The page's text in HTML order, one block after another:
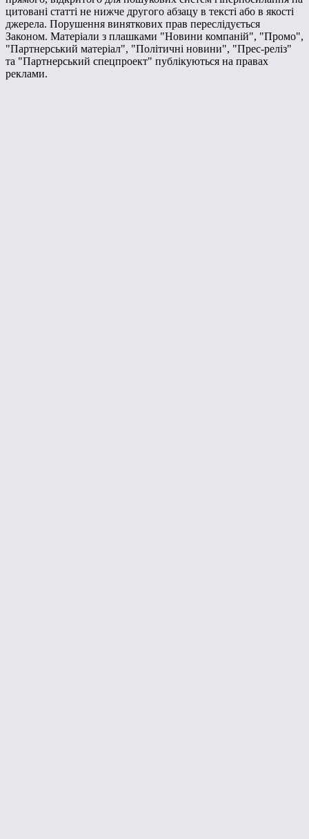
цитовані статті не нижче другого абзацу в тексті або в якості
джерела. Порушення виняткових прав переслідується
Законом. Матеріали з плашками "Новини компаній", "Промо",
"Партнерський матеріал", "Політичні новини", "Прес-реліз"
та "Партнерський спецпроект" публікуються на правах
реклами.